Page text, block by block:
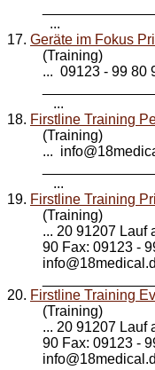
...
17. Geräte im Fokus
(Training)
... 09123 - 99 80
...
18. Firstline Training
(Training)
... info@
...
19. Firstline Training
(Training)
... 20 91207 Lauf
90 Fax: 09123 -
info@18medical
20. Firstline Training
(Training)
... 20 91207 Lauf
90 Fax: 09123 -
info@18medical